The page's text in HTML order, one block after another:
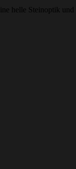
helle Steinoptik